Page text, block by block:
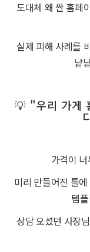
도대체 왜 싼 홈페
실제 피해 사례를
낱
💡 "우리 가게
가격이
미리 만들어진 틀
템
상담 오셨던 사장